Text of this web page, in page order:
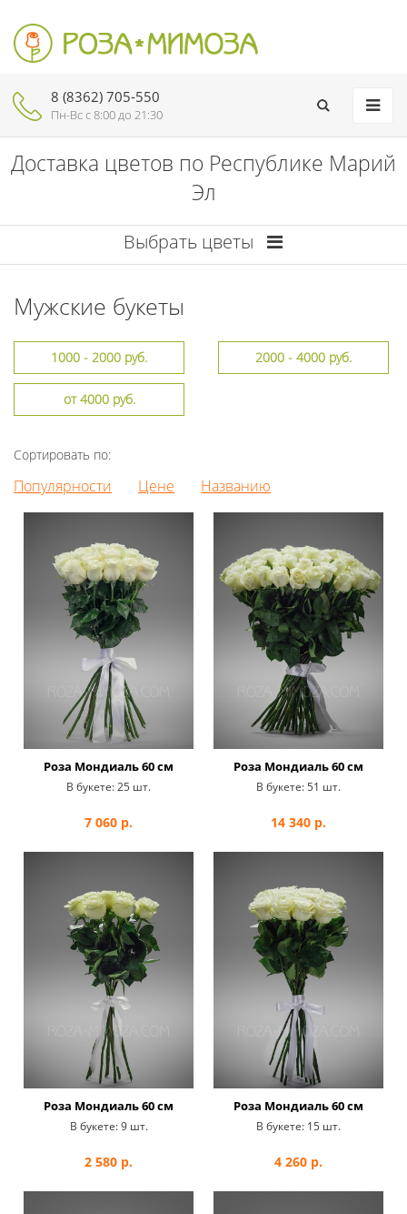
8 (8362) 705-550
Пн-Вc с 8:00 до 21:30
Доставка цветов по Республике Марий
Эл
Выбрать цветы
Мужские букеты
1000 - 2000 руб. 2000 - 4000 руб.
от 4000 руб.
Сортировать по:
Популярности Цене Названию
Роза Мондиаль 60 см
В букете:25 шт.
7 060 р.
Роза Мондиаль 60 см
В букете:51 шт.
14 340 р.
Роза Мондиаль 60 см
В букете: 9 шт.
2 580 р.
Роза Мондиаль 60 см
В букете: 15 шт.
4 260 р.